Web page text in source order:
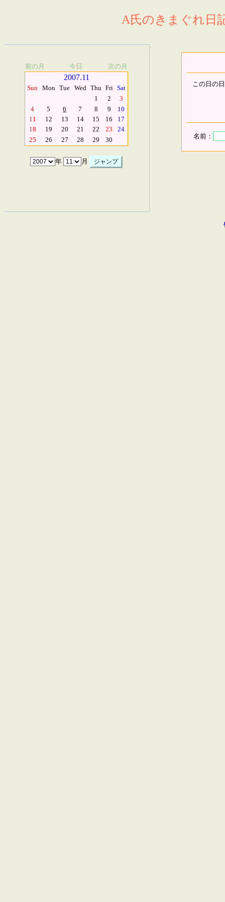
A氏のきまぐれ日
前の月 今日 次の月
2007.11
Sun Mon Tue Wed Thu Fri Sat
1
2
3
4
5 6 7 8 9
10
11
12 13 14 15 16
17
18
19 20 21 22 23
24
25
26 27 28 29 30
年 月
この日の
名前：